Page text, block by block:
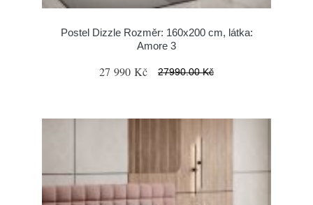
Postel Dizzle Rozměr: 160x200 cm, látka:
Amore 3
27 990 Kč 27990.00 Kč